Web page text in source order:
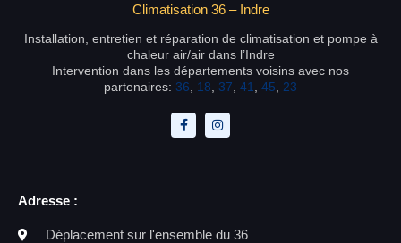
Climatisation 36 – Indre
Installation, entretien et réparation de climatisation et pompe à
chaleur air/air dans l’Indre
Intervention dans les départements voisins avec nos
partenaires: 36 18 37 41 45 23
Adresse :
Déplacement sur l'ensemble du 36